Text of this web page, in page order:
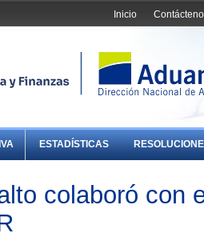
Inicio
ESTADÍSTICAS
colaboró con